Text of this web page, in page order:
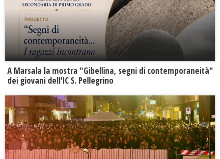
A Marsala la mostra "Gibellina, segni di contemporaneità"
dei giovani dell'IC S. Pellegrino